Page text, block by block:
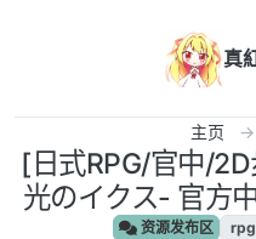
真
主页
[日式RPG/官中/
光のイクス- 官方
资源发布区 rpg